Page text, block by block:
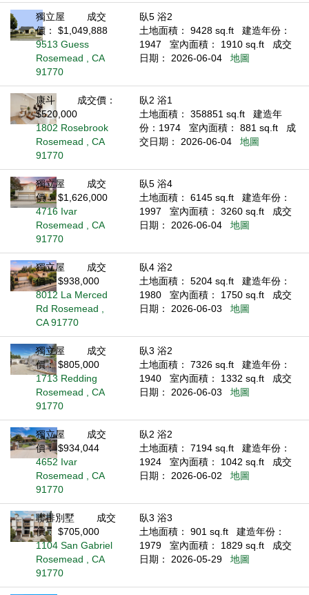
獨立屋
成交
價： $1,049,888
9513 Guess
Rosemead , CA
91770
臥5 浴2
土地面積： 9428 sq.ft
建造年份：
1947
室內面積： 1910 sq.ft
成交
日期： 2026-06-04
地圖
康斗
成交價：
$520,000
1802 Rosebrook
Rosemead , CA
91770
臥2 浴1
土地面積： 358851 sq.ft
建造年
份：1974
室內面積： 881 sq.ft
成
交日期： 2026-06-04
地圖
獨立屋
成交
價： $1,626,000
4716 Ivar
Rosemead , CA
91770
臥5 浴4
土地面積： 6145 sq.ft
建造年份：
1997
室內面積： 3260 sq.ft
成交
日期： 2026-06-04
地圖
獨立屋
成交
價： $938,000
8012 La Merced
Rd Rosemead ,
CA 91770
臥4 浴2
土地面積： 5204 sq.ft
建造年份：
1980
室內面積： 1750 sq.ft
成交
日期： 2026-06-03
地圖
獨立屋
成交
價： $805,000
1713 Redding
Rosemead , CA
91770
臥3 浴2
土地面積： 7326 sq.ft
建造年份：
1940
室內面積： 1332 sq.ft
成交
日期： 2026-06-03
地圖
獨立屋
成交
價： $934,044
4652 Ivar
Rosemead , CA
91770
臥2 浴2
土地面積： 7194 sq.ft
建造年份：
1924
室內面積： 1042 sq.ft
成交
日期： 2026-06-02
地圖
聯排別墅
成交
價： $705,000
1104 San Gabriel
Rosemead , CA
91770
臥3 浴3
土地面積： 901 sq.ft
建造年份：
1979
室內面積： 1829 sq.ft
成交
日期： 2026-05-29
地圖